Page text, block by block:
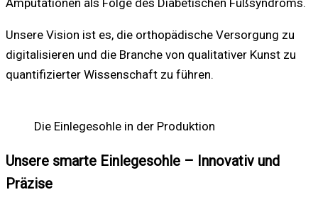
Amputationen als Folge des Diabetischen Fußsyndroms.
Unsere Vision ist es, die orthopädische Versorgung zu
digitalisieren und die Branche von qualitativer Kunst zu
quantifizierter Wissenschaft zu führen.
Die Einlegesohle in der Produktion
Unsere smarte Einlegesohle – Innovativ und
Präzise